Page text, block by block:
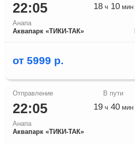
22:05
Анапа
Аквапарк «ТИКИ-ТАК»
18ч 10мин
от 5999 р.
22:05
Анапа
Аквапарк «ТИКИ-ТАК»
19ч 40мин